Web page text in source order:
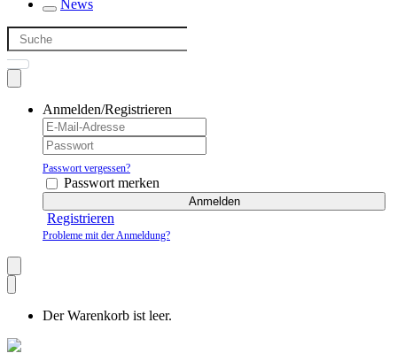
News
Anmelden/Registrieren
Passwort vergessen?
Passwort merken
Anmelden
Registrieren
Probleme mit der Anmeldung?
Der Warenkorb ist leer.